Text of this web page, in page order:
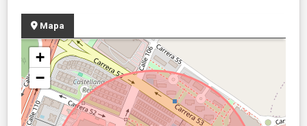
Mapa
+
−